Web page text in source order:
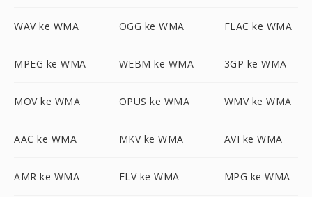
WAV ke WMA OGG ke WMA FLAC ke WMA
MPEG ke WMA WEBM ke WMA 3GP ke WMA
MOV ke WMA OPUS ke WMA WMV ke WMA
AAC ke WMA MKV ke WMA AVI ke WMA
AMR ke WMA FLV ke WMA MPG ke WMA